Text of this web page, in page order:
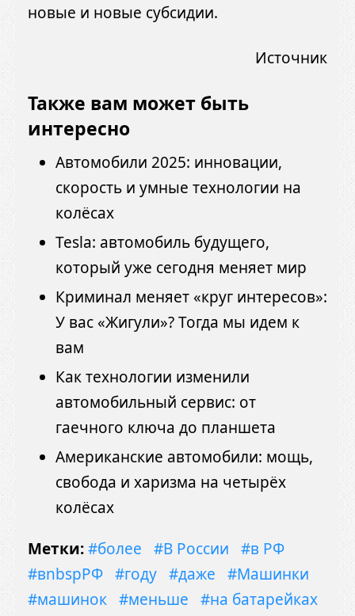
новые и новые субсидии.
Источник
Также вам может быть
интересно
Автомобили 2025: инновации,
скорость и умные технологии на
колёсах
Tesla: автомобиль будущего,
который уже сегодня меняет мир
Криминал меняет «круг интересов»:
У вас «Жигули»? Тогда мы идем к
вам
Как технологии изменили
автомобильный сервис: от
гаечного ключа до планшета
Американские автомобили: мощь,
свобода и харизма на четырёх
колёсах
Метки:#более #В России
#в РФ
#вnbspРФ #году #даже
#Машинки
#машинок #меньше
#на батарейках